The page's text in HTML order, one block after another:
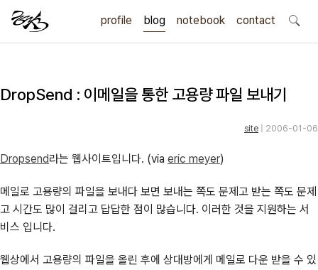
profile blog notebook contact
search
DropSend : 이메일을 통한 고용량 파일 보내기
site | 2006-01-06
Dropsend라는 웹사이트입니다. (via eric meyer)
메일로 고용량의 파일을 보내다 보면 보내는 쪽도 문제고 받는 쪽도 문제
고 시간도 많이 걸리고 답답한 점이 많습니다. 이러한 것을 지원하는 서
비스 입니다.
웹상에서 고용량의 파일을 올린 후에 상대방에게 메일로 다운 받을 수 있